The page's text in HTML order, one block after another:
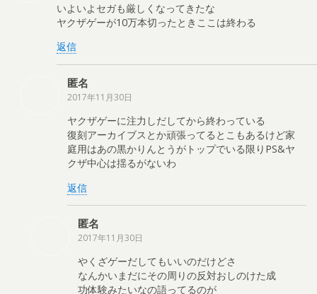
いよいよセガも厳しくなってきたな
ヤクザゲーが10万本切ったときここは終わる
返信
匿名
2017年11月30日
ヤクザゲーに注力しだしてから終わっている
復刻アーカイブスとか頑張ってるとこもあるけど家
庭用はあの黒かりんとうがトップでいる限りPS&ヤ
クザ中心は揺るがないわ
返信
匿名
2017年11月30日
やくざゲーだしてもいいのだけどさ
なんかいまだにその周りの反対おしのけた成
功体験みたいなの語ってるのが